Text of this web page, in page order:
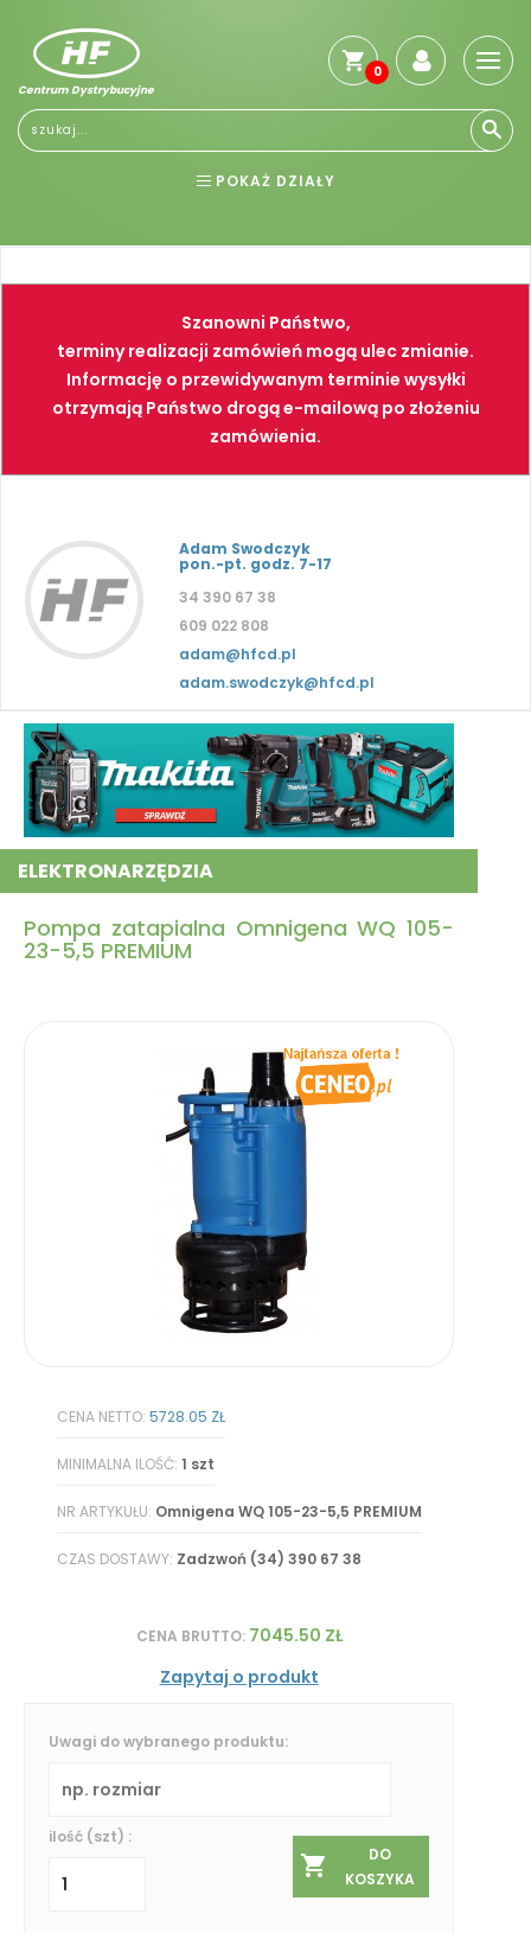
Centrum Dystrybucyjne
0
POKAŻ DZIAŁY
NARZĘDZIA SPAWALNICTWO
FARBY PNEUMATYKA
Szanowni Państwo,
terminy realizacji zamówień mogą ulec zmianie.
Informację o przewidywanym terminie wysyłki
otrzymają Państwo drogą e-mailową po złożeniu
zamówienia.
Adam Swodczyk
pon.-pt. godz. 7-17
34 390 67 38
609 022 808
adam@hfcd.pl
adam.swodczyk@hfcd.pl
ELEKTRONARZĘDZIA
Pompa zatapialna Omnigena WQ 105-
23-5,5 PREMIUM
CENA NETTO: 5728.05 ZŁ
MINIMALNA ILOŚĆ: 1 szt
NR ARTYKUŁU: Omnigena WQ 105-23-5,5 PREMIUM
CZAS DOSTAWY: Zadzwoń (34) 390 67 38
CENA BRUTTO: 7045.50 ZŁ
Zapytaj o produkt
Uwagi do wybranego produktu:
ilość (szt) :
DO
KOSZYKA